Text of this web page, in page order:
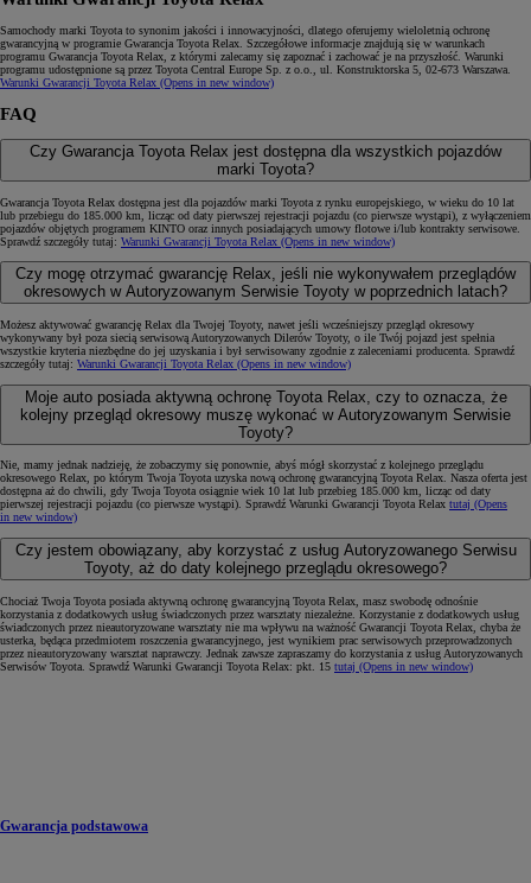
Samochody marki Toyota to synonim jakości i innowacyjności, dlatego oferujemy wieloletnią ochronę
gwarancyjną w programie Gwarancja Toyota Relax. Szczegółowe informacje znajdują się w warunkach
programu Gwarancja Toyota Relax, z którymi zalecamy się zapoznać i zachować je na przyszłość. Warunki
programu udostępnione są przez Toyota Central Europe Sp. z o.o., ul. Konstruktorska 5, 02‑673 Warszawa.
Warunki Gwarancji Toyota Relax (Opens in new window)
FAQ
Czy Gwarancja Toyota Relax jest dostępna dla wszystkich pojazdów
marki Toyota?
Gwarancja Toyota Relax dostępna jest dla pojazdów marki Toyota z rynku europejskiego, w wieku do 10 lat
lub przebiegu do 185.000 km, licząc od daty pierwszej rejestracji pojazdu (co pierwsze wystąpi), z wyłączeniem
pojazdów objętych programem KINTO oraz innych posiadających umowy flotowe i/lub kontrakty serwisowe.
Sprawdź szczegóły tutaj: Warunki Gwarancji Toyota Relax (Opens in new window)
Czy mogę otrzymać gwarancję Relax, jeśli nie wykonywałem przeglądów
okresowych w Autoryzowanym Serwisie Toyoty w poprzednich latach?
Możesz aktywować gwarancję Relax dla Twojej Toyoty, nawet jeśli wcześniejszy przegląd okresowy
wykonywany był poza siecią serwisową Autoryzowanych Dilerów Toyoty, o ile Twój pojazd jest spełnia
wszystkie kryteria niezbędne do jej uzyskania i był serwisowany zgodnie z zaleceniami producenta. Sprawdź
szczegóły tutaj: Warunki Gwarancji Toyota Relax (Opens in new window)
Moje auto posiada aktywną ochronę Toyota Relax, czy to oznacza, że
kolejny przegląd okresowy muszę wykonać w Autoryzowanym Serwisie
Toyoty?
Nie, mamy jednak nadzieję, że zobaczymy się ponownie, abyś mógł skorzystać z kolejnego przeglądu
okresowego Relax, po którym Twoja Toyota uzyska nową ochronę gwarancyjną Toyota Relax. Nasza oferta jest
dostępna aż do chwili, gdy Twoja Toyota osiągnie wiek 10 lat lub przebieg 185.000 km, licząc od daty
pierwszej rejestracji pojazdu (co pierwsze wystąpi). Sprawdź Warunki Gwarancji Toyota Relax tutaj (Opens
in new window)
Czy jestem obowiązany, aby korzystać z usług Autoryzowanego Serwisu
Toyoty, aż do daty kolejnego przeglądu okresowego?
Chociaż Twoja Toyota posiada aktywną ochronę gwarancyjną Toyota Relax, masz swobodę odnośnie
korzystania z dodatkowych usług świadczonych przez warsztaty niezależne. Korzystanie z dodatkowych usług
świadczonych przez nieautoryzowane warsztaty nie ma wpływu na ważność Gwarancji Toyota Relax, chyba że
usterka, będąca przedmiotem roszczenia gwarancyjnego, jest wynikiem prac serwisowych przeprowadzonych
przez nieautoryzowany warsztat naprawczy. Jednak zawsze zapraszamy do korzystania z usług Autoryzowanych
Serwisów Toyota. Sprawdź Warunki Gwarancji Toyota Relax: pkt. 15 tutaj (Opens in new window)
Gwarancja podstawowa